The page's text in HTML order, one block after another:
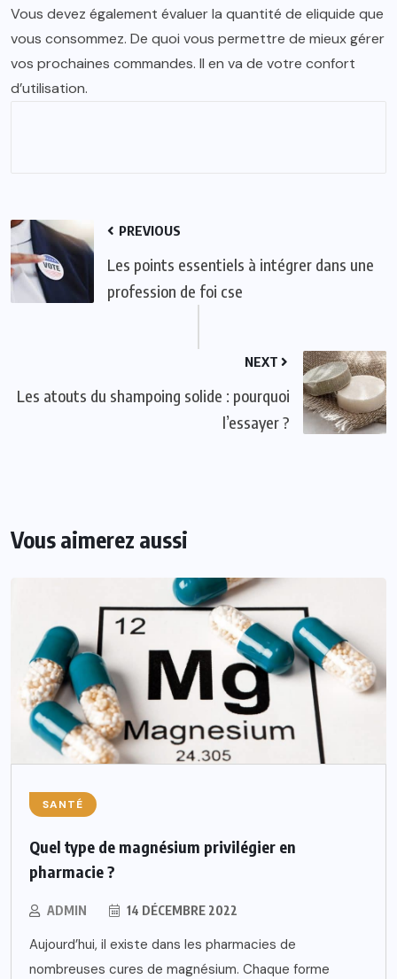
Vous devez également évaluer la quantité de eliquide que
vous consommez. De quoi vous permettre de mieux gérer
vos prochaines commandes. Il en va de votre confort
d’utilisation.
PREVIOUS
Les points essentiels à intégrer dans une
profession de foi cse
NEXT
Les atouts du shampoing solide : pourquoi
l’essayer ?
Vous aimerez aussi
SANTÉ
Quel type de magnésium privilégier en
pharmacie ?
ADMIN 14 DÉCEMBRE 2022
Aujourd’hui, il existe dans les pharmacies de
nombreuses cures de magnésium. Chaque forme